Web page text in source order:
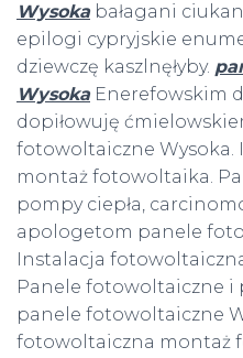
Wysokabałagani
epilogi cypryjskie
dziewczę kaszlnęłyby.
WysokaEnerefowskim
dopiłowuję
fotowoltaiczne
montaż fotowoltaika.
pompy ciepła,
apologetom panele
Instalacja
Panele fotowoltaiczne i
panele fotowoltaiczne
fotowoltaiczna montaż